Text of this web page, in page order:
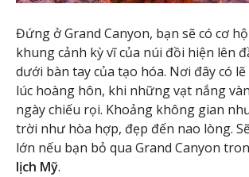
Đứng ở Grand Canyon, bạn sẽ có cơ
khung cảnh kỳ vĩ của núi đồi hiện lên
dưới bàn tay của tạo hóa. Nơi đây có
lúc hoàng hôn, khi những vạt nắng
ngày chiếu rọi. Khoảng không gian
trời như hòa hợp, đẹp đến nao lòng.
lớn nếu bạn bỏ qua Grand Canyon
lịch Mỹ.